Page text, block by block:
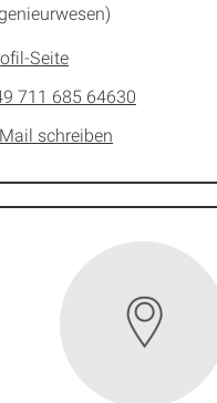
Seite
711 685 64630
schreiben